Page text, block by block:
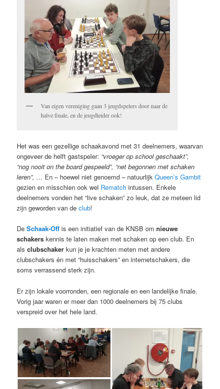
Van eigen vereniging gaan 3 jeugdspelers door naar de
halve finale, en de jeugdleider ook!
Het was een gezellige schaakavond met 31 deelnemers, waarvan
ongeveer de helft gastspeler: “vroeger op school geschaakt”,
“nog nooit on the board gespeeld”, “net begonnen met schaken
leren”, … En – hoewel niet genoemd – natuurlijkQueen’s Gambit
gezien en misschien ook wel Rematch intussen. Enkele
deelnemers vonden het “live schaken” zo leuk, dat ze meteen lid
zijn geworden van declub!
DeSchaak-Off is een initiatief van de KNSB omnieuwe
schakers kennis te laten maken met schaken op een club. En
alsclubschaker kun je je krachten meten met andere
clubschakers én met “huisschakers” en internetschakers, die
soms verrassend sterk zijn.
Er zijn lokale voorronden, een regionale en een landelijke finale.
Vorig jaar waren er meer dan 1000 deelnemers bij 75 clubs
verspreid over het hele land.